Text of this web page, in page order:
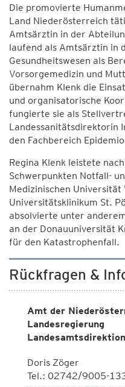
Die promovierte
Land Niederösterreich
Amtsärztin in der
laufend als Amtsärztin in
Gesundheitswesen als
Vorsorgemedizin und
übernahm Klenk die
und organisatorische
fungierte sie als
Landessanitätsdirektorin
den Fachbereich
Regina Klenk leistete
Schwerpunkten Notfall-
Medizinischen Universität
Universitätsklinikum St.
absolvierte unter
an der Donauuniversität
für den Katastrophenfall.
Rückfragen &
Amt der
Landesregierung
Doris Zöger
Tel.: 02742/9005-